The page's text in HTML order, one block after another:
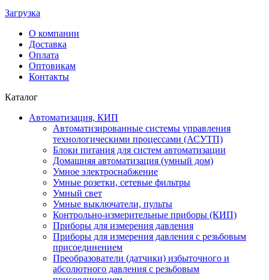
Загрузка
О компании
Доставка
Оплата
Оптовикам
Контакты
Каталог
Автоматизация, КИП
Автоматизированные системы управления
технологическими процессами (АСУТП)
Блоки питания для систем автоматизации
Домашняя автоматизация (умный дом)
Умное электроснабжение
Умные розетки, сетевые фильтры
Умный свет
Умные выключатели, пульты
Контрольно-измерительные приборы (КИП)
Приборы для измерения давления
Приборы для измерения давления с резьбовым
присоединением
Преобразователи (датчики) избыточного и
абсолютного давления с резьбовым